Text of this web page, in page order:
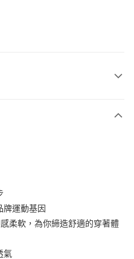
FPS
惠
上免運費
牌運動基因
柔軟，為你締造舒適的穿著體
氣